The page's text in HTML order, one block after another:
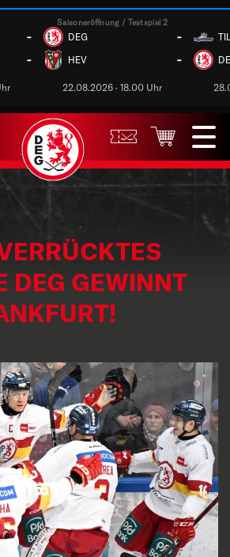
-
-
Saisoneröffnung / Testspiel 2
DEG -
HEV -
22.08.2026 · 18.00 Uhr
TIL
DEG GEWINNT